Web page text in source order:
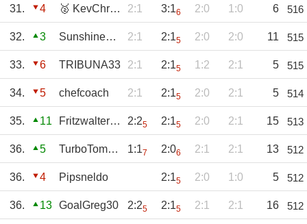
31. 4 🥈 KevChris88 2:1 3:16 2:0 1:0 6 516
32. 3 SunshineOnLeith 2:1 2:15 2:0 2:0 11 515
33. 6 TRIBUNA33 2:1 2:15 1:2 2:1 5 515
34. 5 chefcoach 2:1 2:15 2:0 2:1 5 514
35. 11 Fritzwalter54 2:25 2:15 2:0 2:1 15 513
36. 5 TurboTommy 1:17 2:06 2:1 2:1 13 512
36. 4 Pipsneldo 2:15 2:0 1:0 5 512
36. 13 GoalGreg30 2:25 2:15 2:1 2:1 16 512